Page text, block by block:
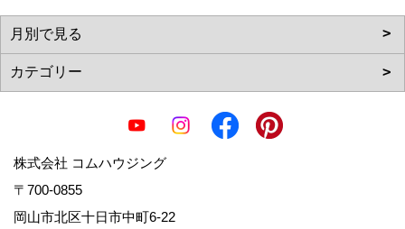
株式会社 コムハウジング
〒700-0855
岡山市北区十日市中町6-22